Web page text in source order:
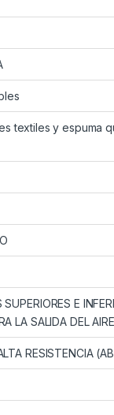
textiles y espuma
E
LA SALIDA DEL
RESISTENCIA